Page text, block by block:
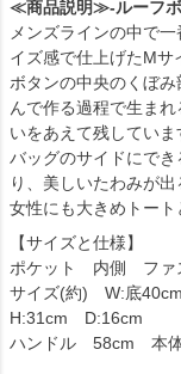
≪商品説明≫-ルーフ
メンズラインの中で
イズ感で仕上げたMサ
ボタンの中央のくぼ
んで作る過程で生ま
いをあえて残していま
バッグのサイドにで
り、美しいたわみが
女性にも大きめトート
【サイズと仕様】
ポケット 内側 ファ
サイズ(約) W:底
H:31cm D:16cm
ハンドル 58cm 本体